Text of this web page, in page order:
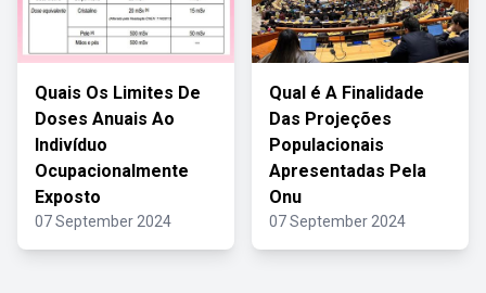
Quais Os Limites De
Doses Anuais Ao
Indivíduo
Ocupacionalmente
Exposto
07 September 2024
Qual é A Finalidade
Das Projeções
Populacionais
Apresentadas Pela
Onu
07 September 2024